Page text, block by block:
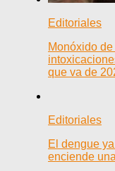
Editoriales
Monóxido
que va de
Editoriales
El dengue
enciende